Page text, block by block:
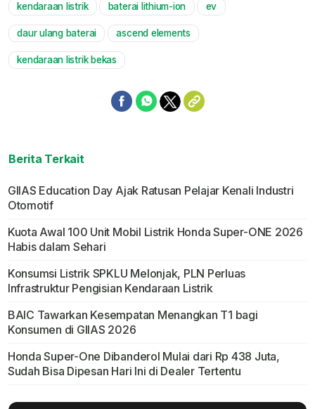
kendaraan listrik baterai lithium-ion ev
daur ulang baterai ascend elements
kendaraan listrik bekas
Berita Terkait
GIIAS Education Day Ajak Ratusan Pelajar Kenali Industri
Otomotif
Kuota Awal 100 Unit Mobil Listrik Honda Super-ONE 2026
Habis dalam Sehari
Konsumsi Listrik SPKLU Melonjak, PLN Perluas
Infrastruktur Pengisian Kendaraan Listrik
BAIC Tawarkan Kesempatan Menangkan T1 bagi
Konsumen di GIIAS 2026
Honda Super-One Dibanderol Mulai dari Rp 438 Juta,
Sudah Bisa Dipesan Hari Ini di Dealer Tertentu